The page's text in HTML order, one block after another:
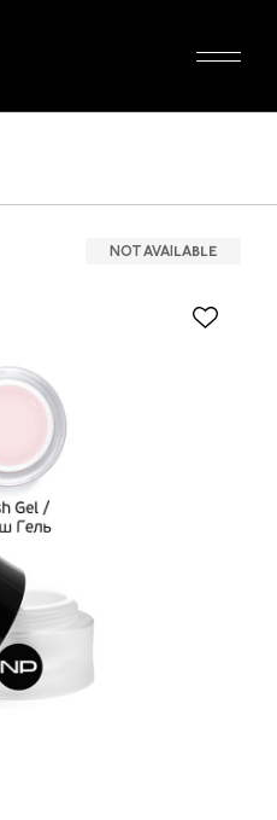
NOT AVAILABLE